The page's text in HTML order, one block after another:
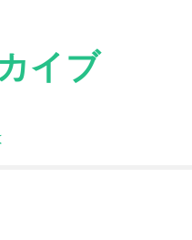
イブ